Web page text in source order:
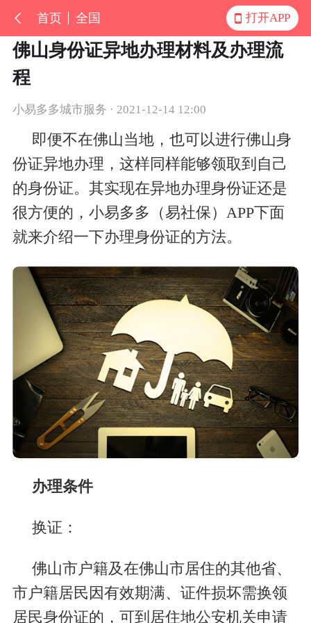
首页 全国 打开APP
佛山身份证异地办理材料及办理流
程
小易多多城市服务 · 2021-12-14 12:00
即便不在佛山当地，也可以进行佛山身
份证异地办理，这样同样能够领取到自己
的身份证。其实现在异地办理身份证还是
很方便的，小易多多（易社保）APP下面
就来介绍一下办理身份证的方法。
办理条件
换证：
佛山市户籍及在佛山市居住的其他省、
市户籍居民因有效期满、证件损坏需换领
居民身份证的，可到居住地公安机关申请